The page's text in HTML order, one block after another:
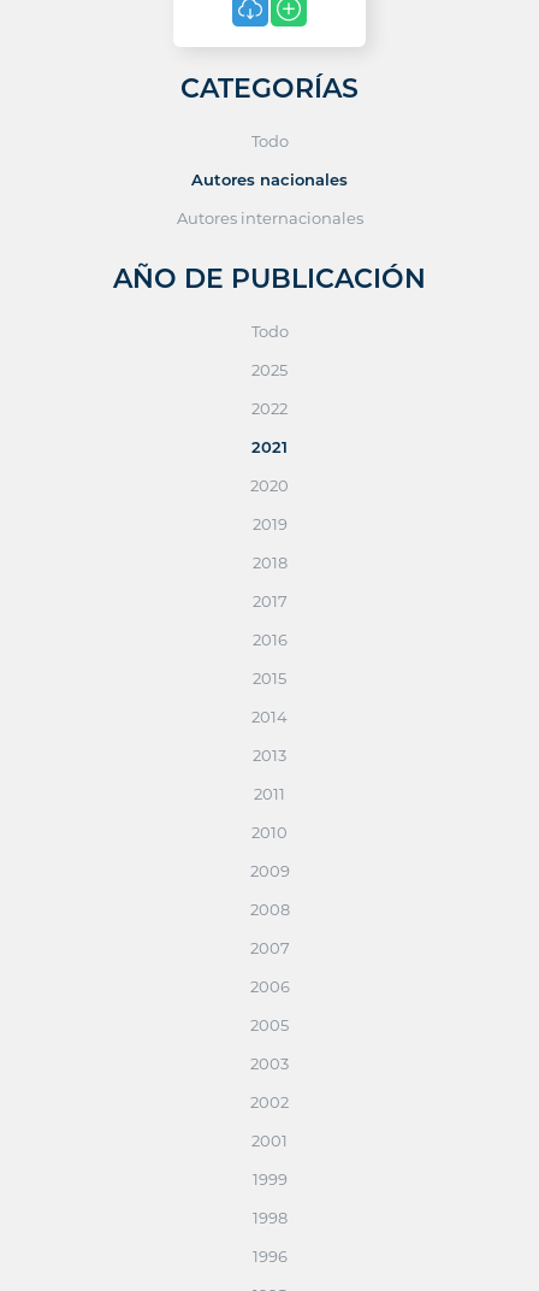
CATEGORÍAS
Todo
Autores nacionales
Autores internacionales
AÑO DE PUBLICACIÓN
Todo
2025
2022
2021
2020
2019
2018
2017
2016
2015
2014
2013
2011
2010
2009
2008
2007
2006
2005
2003
2002
2001
1999
1998
1996